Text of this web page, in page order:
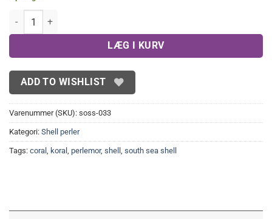
Koralfarvede South sea shell perler 12 mm antal
LÆG I KURV
ADD TO WISHLIST
Varenummer (SKU): soss-033
Kategori: Shell perler
Tags: coral , koral , perlemor, shell , south sea shell